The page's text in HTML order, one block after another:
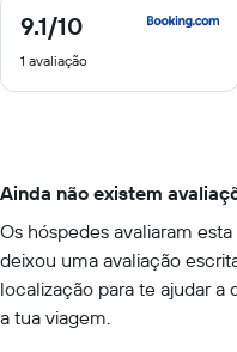
9.1/10
9.1
10
1 avaliação
Ainda não existem
Os hóspedes avaliaram
deixou uma avaliação
localização para te ajudar a
a tua viagem.